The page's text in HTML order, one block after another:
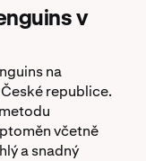
v
na
republice.
včetně
a snadný